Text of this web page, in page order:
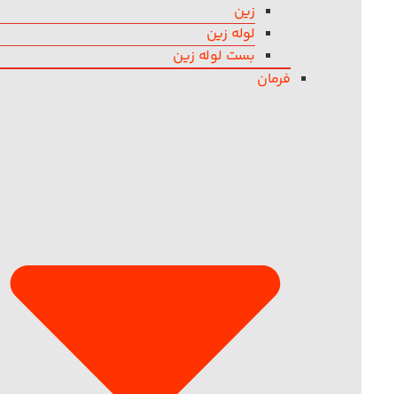
زین
لوله زین
بست لوله زین
فرمان